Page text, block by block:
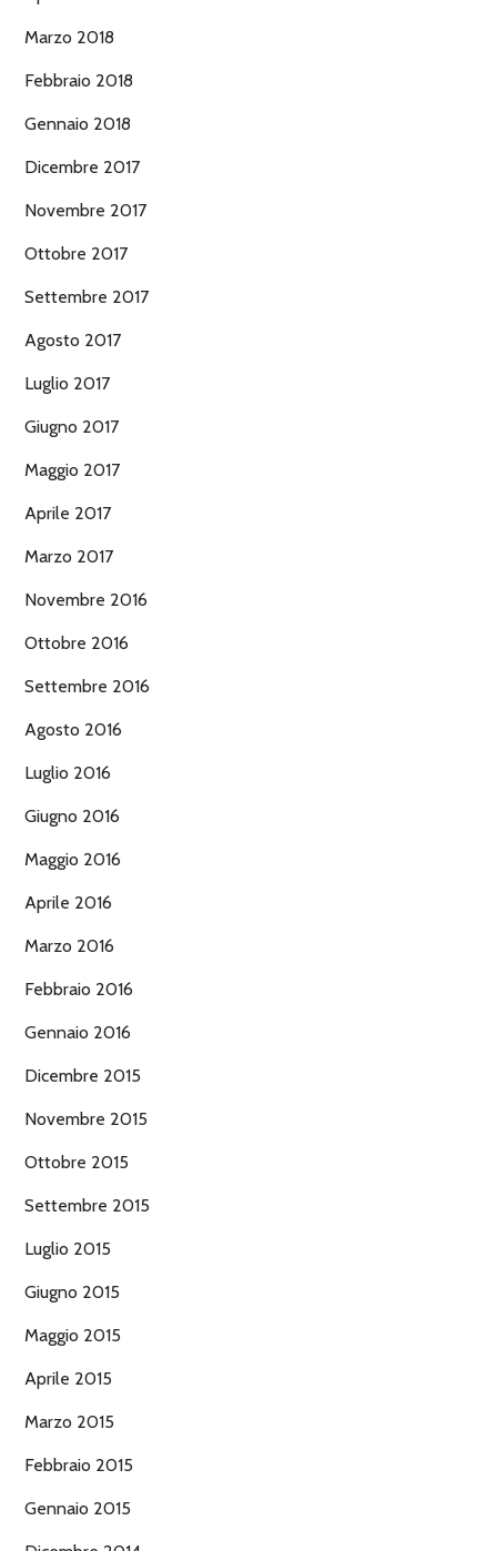
Marzo 2018
Febbraio 2018
Gennaio 2018
Dicembre 2017
Novembre 2017
Ottobre 2017
Settembre 2017
Agosto 2017
Luglio 2017
Giugno 2017
Maggio 2017
Aprile 2017
Marzo 2017
Novembre 2016
Ottobre 2016
Settembre 2016
Agosto 2016
Luglio 2016
Giugno 2016
Maggio 2016
Aprile 2016
Marzo 2016
Febbraio 2016
Gennaio 2016
Dicembre 2015
Novembre 2015
Ottobre 2015
Settembre 2015
Luglio 2015
Giugno 2015
Maggio 2015
Aprile 2015
Marzo 2015
Febbraio 2015
Gennaio 2015